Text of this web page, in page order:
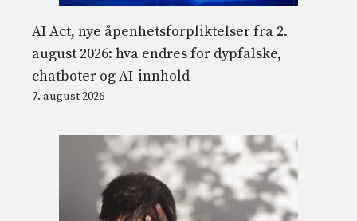
AI Act, nye åpenhetsforpliktelser fra 2.
august 2026: hva endres for dypfalske,
chatboter og AI-innhold
7. august 2026